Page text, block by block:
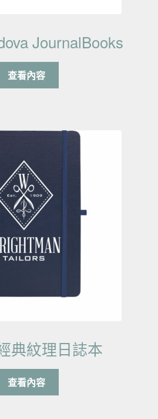
JournalBooks
查看內容
典紋理日誌本
查看內容